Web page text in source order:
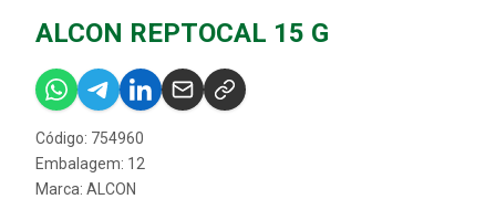
ALCON REPTOCAL 15 G
Código: 754960
Embalagem: 12
Marca: ALCON